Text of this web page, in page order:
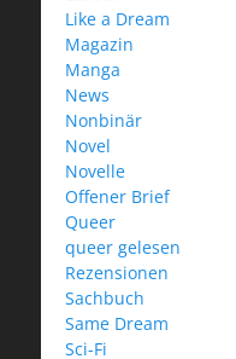
Like a Dream
Magazin
Manga
News
Nonbinär
Novel
Novelle
Offener Brief
Queer
queer gelesen
Rezensionen
Sachbuch
Same Dream
Sci-Fi